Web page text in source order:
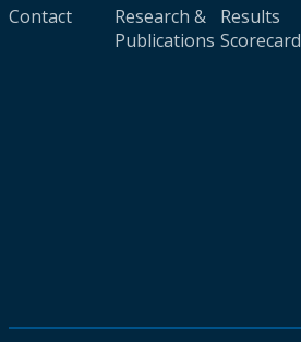
Contact
Research &
Publications
Results
Scorecard